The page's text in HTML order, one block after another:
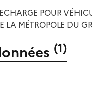
POUR
LA MÉTROPOLE DU
(1)